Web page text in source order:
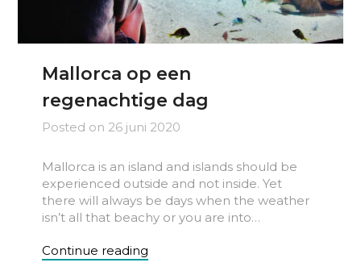
Mallorca op een
regenachtige dag
Posted on 26 juni 2020
Mallorca is an island and islands should be
experienced outside and not inside. Yet
there will always be days when the weather
isn’t all that beachy or you are into…
Continue reading